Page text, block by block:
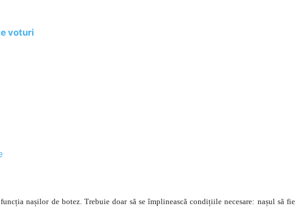
voturi
nașilor de botez. Trebuie doar să se împlinească condițiile necesare: nașul să fie